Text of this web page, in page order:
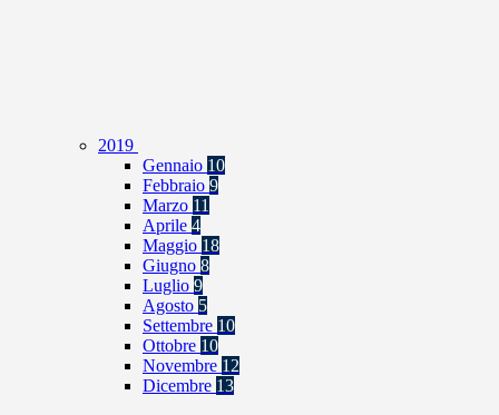
2019
Gennaio 10
Febbraio 9
Marzo 11
Aprile 4
Maggio 18
Giugno 8
Luglio 9
Agosto 5
Settembre 10
Ottobre 10
Novembre 12
Dicembre 13